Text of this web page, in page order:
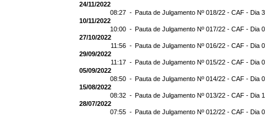
24/11/2022
08:27 - Pauta de Julgamento Nº 018/22 - CAF - Dia
10/11/2022
10:00 - Pauta de Julgamento Nº 017/22 - CAF - Dia
27/10/2022
11:56 - Pauta de Julgamento Nº 016/22 - CAF - Dia
29/09/2022
11:17 - Pauta de Julgamento Nº 015/22 - CAF - Dia
05/09/2022
08:50 - Pauta de Julgamento Nº 014/22 - CAF - Dia
15/08/2022
08:32 - Pauta de Julgamento Nº 013/22 - CAF - Dia
28/07/2022
07:55 - Pauta de Julgamento Nº 012/22 - CAF - Dia